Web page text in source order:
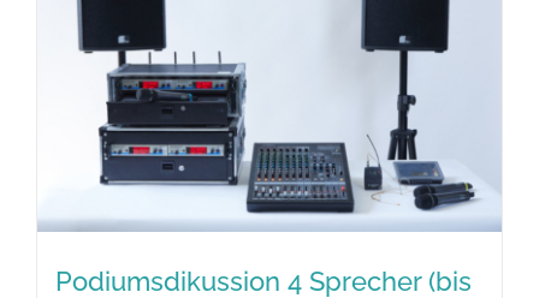
Podiumsdikussion 4 Sprecher (bis